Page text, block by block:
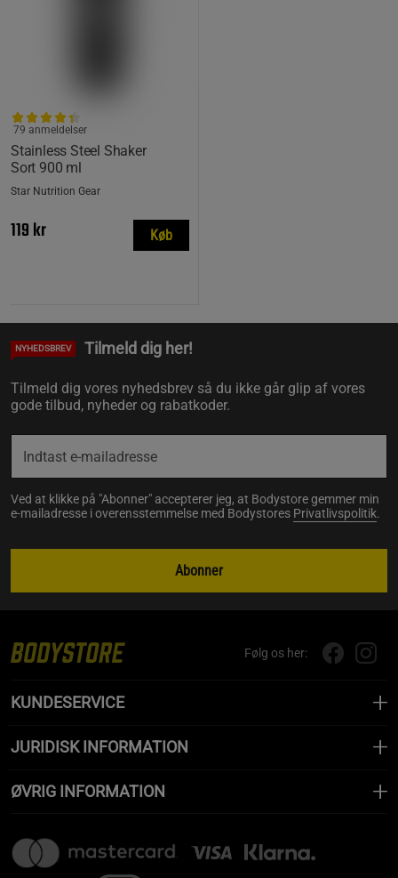
Stainless Steel Shaker
Sort 900 ml
79 anmeldelser
Star Nutrition Gear
119 kr Køb
NYHEDSBREV Tilmeld dig her!
Tilmeld dig vores nyhedsbrev så du ikke går glip af vores
gode tilbud, nyheder og rabatkoder.
Ved at klikke på "Abonner" accepterer jeg, at Bodystore gemmer min
e-mailadresse i overensstemmelse med Bodystores Privatlivspolitik.
Abonner
Følg os her:
KUNDESERVICE
JURIDISK INFORMATION
ØVRIG INFORMATION